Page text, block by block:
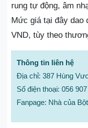
rung tự động, âm
Mức giá tại đây dao
VND, tùy theo
Thông tin liên hệ
Địa chỉ: 387 Hùng
Số điện thoại: 056
Fanpage: Nhà của